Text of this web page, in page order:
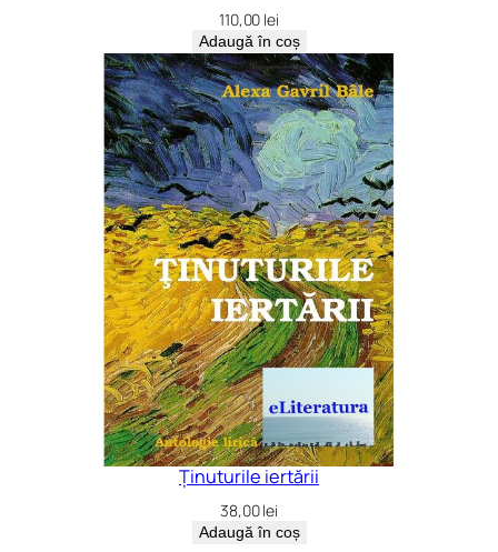
110,00 lei
Adaugă în coș
Ținuturile iertării
38,00lei
Adaugă în coș